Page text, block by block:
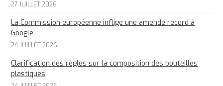
27 JUILLET 2026
La Commission européenne inflige une amende record à
Google
24 JUILLET 2026
Clarification des règles sur la composition des bouteilles
plastiques